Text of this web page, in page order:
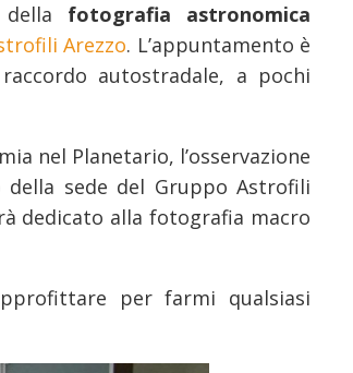
fotografia astronomica
Arezzo. L’appuntamento è
autostradale, a pochi
nel Planetario, l’osservazione
sede del Gruppo Astrofili
dedicato alla fotografia macro
per farmi qualsiasi